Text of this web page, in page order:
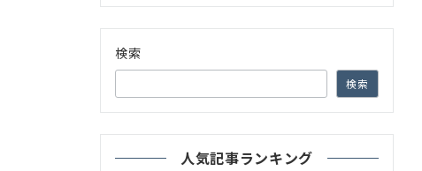
検索
検索
人気記事ランキング